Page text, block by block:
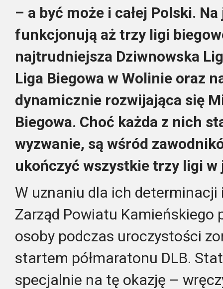
– a być może i całej Polski.
funkcjonują aż trzy ligi
najtrudniejsza Dziwnowska
Liga Biegowa w Wolinie oraz
dynamicznie rozwijająca się
Biegowa. Choć każda z nich
wyzwanie, są wśród
ukończyć wszystkie trzy ligi w
W uznaniu dla ich
Zarząd Powiatu Kamieńskiego
osoby podczas uroczystości
startem półmaratonu DLB.
specjalnie na tę okazję –